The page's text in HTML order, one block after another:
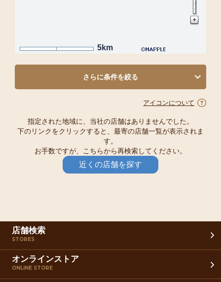
5km
さらに条件を絞る
アイコンについて
指定された地域に、当社の店舗はありませんでした。
下のリンクをクリックすると、最寄の店舗一覧が表示されま
す。
お手数ですが、こちらから再検索してください。
近くの店舗を探す
店舗検索
STORES
オンラインストア
ONLINE STORE